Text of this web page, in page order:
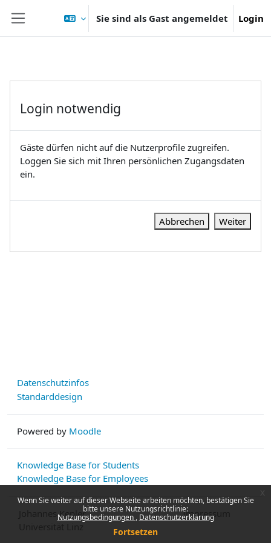
Wenn Sie weiter auf dieser Webseite arbeiten möchten, bestätigen Sie
bitte unsere Nutzungsrichtlinie:
Nutzungsbedingungen Datenschutzerklärung
Fortsetzen
Website-Übersicht
Sie sind als Gast angemeldet Login
Login notwendig
Gäste dürfen nicht auf die Nutzerprofile zugreifen.
Loggen Sie sich mit Ihren persönlichen Zugangsdaten
ein.
Abbrechen Weiter
Datenschutzinfos
Standarddesign
Powered by Moodle
Knowledge Base for Students
Knowledge Base for Employees
Johannes Kepler
Impressum